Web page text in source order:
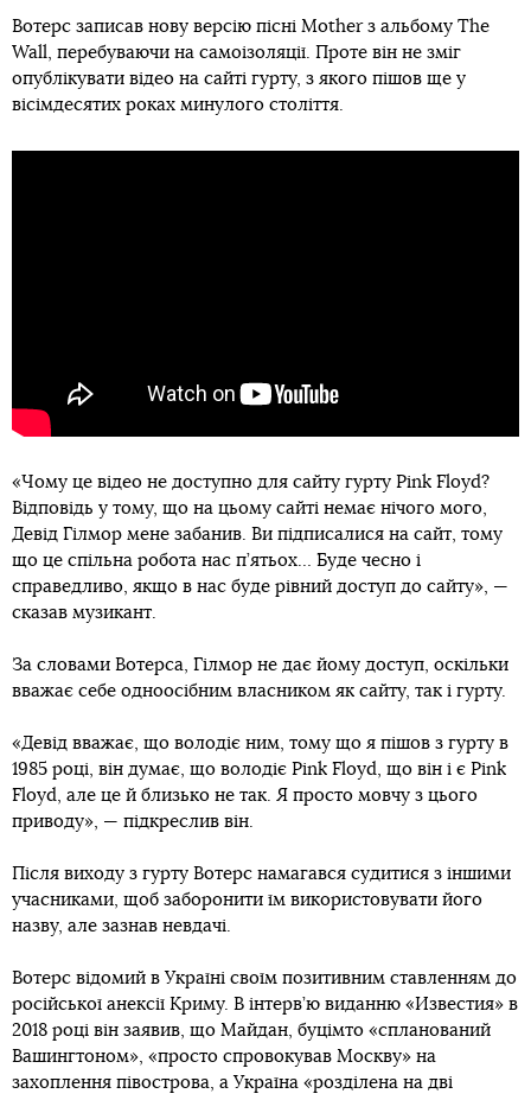
Вотерс записав нову версію пісні Mother з альбому The
Wall, перебуваючи на самоізоляції. Проте він не зміг
опублікувати відео на сайті гурту, з якого пішов ще у
вісімдесятих роках минулого століття.
«Чому це відео не доступно для сайту гурту Pink Floyd?
Відповідь у тому, що на цьому сайті немає нічого мого,
Девід Гілмор мене забанив. Ви підписалися на сайт, тому
що це спільна робота нас п’ятьох… Буде чесно і
справедливо, якщо в нас буде рівний доступ до сайту», —
сказав музикант.
За словами Вотерса, Гілмор не дає йому доступ, оскільки
вважає себе одноосібним власником як сайту, так і гурту.
«Девід вважає, що володіє ним, тому що я пішов з гурту в
1985 році, він думає, що володіє Pink Floyd, що він і є Pink
Floyd, але це й близько не так. Я просто мовчу з цього
приводу», — підкреслив він.
Після виходу з гурту Вотерс намагався судитися з іншими
учасниками, щоб заборонити їм використовувати його
назву, але зазнав невдачі.
Вотерс відомий в Україні своїм позитивним ставленням до
російської анексії Криму. В інтерв’ю виданню «Известия» в
2018 році він заявив, що Майдан, буцімто «спланований
Вашингтоном», «просто спровокував Москву» на
захоплення півострова, а Україна «розділена на дві